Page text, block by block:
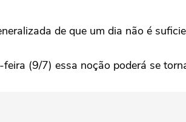
de que um dia não é
(9/7) essa noção poderá se